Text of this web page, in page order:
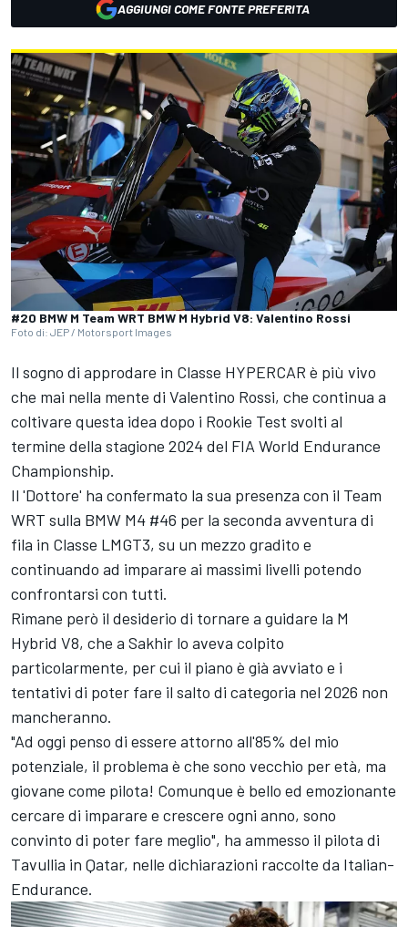
AGGIUNGI COME FONTE PREFERITA
#20 BMW M Team WRT BMW M Hybrid V8: Valentino Rossi
Foto di: JEP / Motorsport Images
Il sogno di approdare in Classe HYPERCAR è più vivo
che mai nella mente di Valentino Rossi, che continua a
coltivare questa idea dopo i Rookie Test svolti al
termine della stagione 2024 del FIA World Endurance
Championship.
Il 'Dottore' ha confermato la sua presenza con il Team
WRT sulla BMW M4 #46 per la seconda avventura di
fila in Classe LMGT3, su un mezzo gradito e
continuando ad imparare ai massimi livelli potendo
confrontarsi con tutti.
Rimane però il desiderio di tornare a guidare la M
Hybrid V8, che a Sakhir lo aveva colpito
particolarmente, per cui il piano è già avviato e i
tentativi di poter fare il salto di categoria nel 2026 non
mancheranno.
"Ad oggi penso di essere attorno all'85% del mio
potenziale, il problema è che sono vecchio per età, ma
giovane come pilota! Comunque è bello ed emozionante
cercare di imparare e crescere ogni anno, sono
convinto di poter fare meglio", ha ammesso il pilota di
Tavullia in Qatar, nelle dichiarazioni raccolte da Italian-
Endurance.